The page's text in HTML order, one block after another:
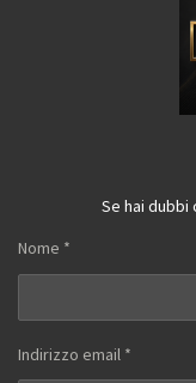
Se hai
Nome *
Indirizzo email *